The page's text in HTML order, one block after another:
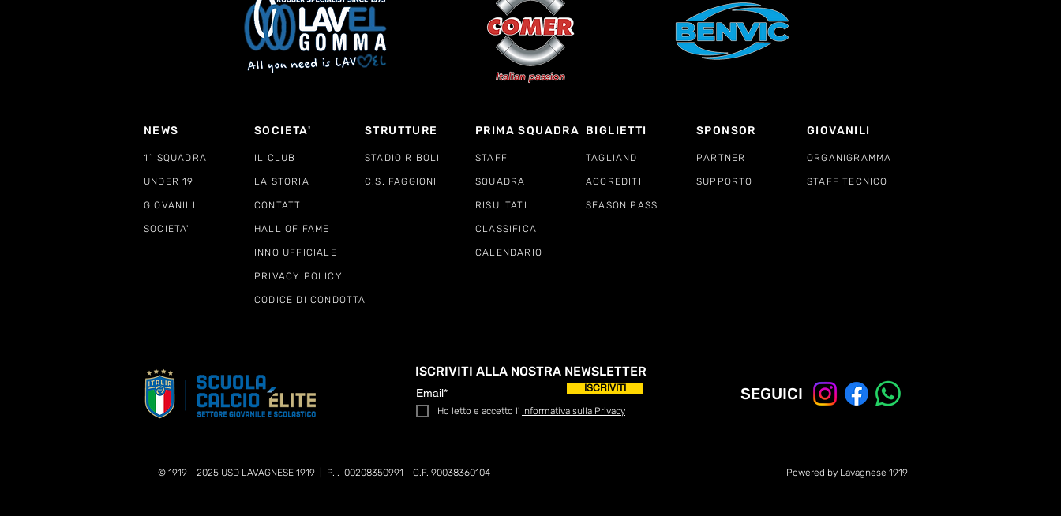
NEWS SOCIETA' STRUTTURE PRIMA SQUADRA BIGLIETTI SPONSOR
1^ SQUADRA IL CLUB STADIO RIBOLI STAFF TAGLIANDI PARTNER
UNDER 19 LA STORIA C.S. FAGGIONI SQUADRA ACCREDITI SUPPORTO
GIOVANILI CONTATTI
SOCIETA' HALL OF FAME
INNO UFFICIALE
RISULTATI SEASON PASS
CLASSIFICA
CALENDARIO
GIOVANILI
ORGANIGRAMMA
STAFF TECNICO
PRIVACY POLICY
CODICE DI CONDOTTA
ISCRIVITI ALLA NOSTRA NEWSLETTER
ISCRIVITI
Ho letto e accetto l' Informativa sulla Privacy
© 1919 - 2025 USD LAVAGNESE 1919 | P.I. 00208350991 - C.F. 90038360104
SEGUICI
Powered by Lavagnese 1919